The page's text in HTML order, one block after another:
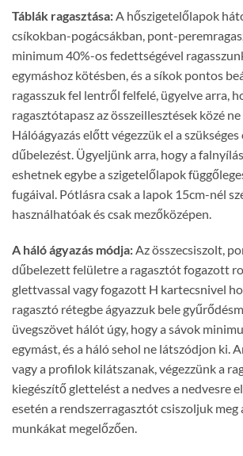
Táblák ragasztása: A hőszigetelőlapok
csíkokban-pogácsákban, pont-
minimum 40%-os fedettségével
egymáshoz kötésben, és a síkok pontos
ragasszuk fel lentről felfelé, ügyelve arra,
ragasztótapasz az összeillesztések közé
Hálóágyazás előtt végezzük el a szükséges
dűbelezést. Ügyeljünk arra, hogy a
eshetnek egybe a szigetelőlapok
fugáival. Pótlásra csak a lapok 15cm-nél
használhatóak és csak mezőközépen.
A háló ágyazás módja:Az összecsiszolt,
dűbelezett felületre a ragasztót fogazott
glettvassal vagy fogazott H kartecsnivel
ragasztó rétegbe ágyazzuk bele
üvegszövet hálót úgy, hogy a sávok
egymást, és a háló sehol ne látszódjon ki.
vagy a profilok kilátszanak, végezzünk a
kiegészítő glettelést a nedves a nedvesre
esetén a rendszerragasztót csiszoljuk meg
munkákat megelőzően.